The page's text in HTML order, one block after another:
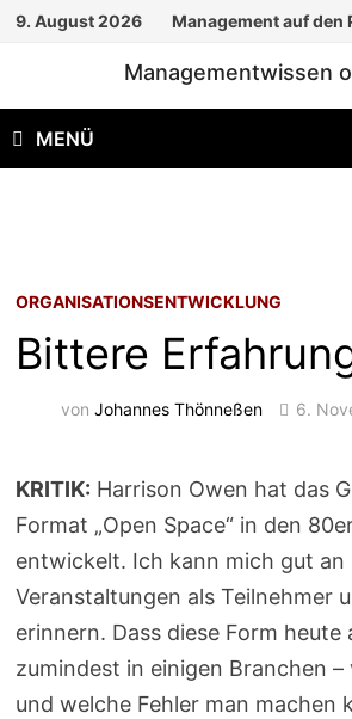
Zum
9. August 2026 Management auf den
Managementwissen
MENÜ
ORGANISATIONSENTWICKLUNG
Bittere
vonJohannes Thönneßen 6.
KRITIK: Harrison Owen hat das
Format „Open Space“ in den
entwickelt. Ich kann mich gut an
Veranstaltungen als Teilnehmer
erinnern. Dass diese Form heute
zumindest in einigen Branchen
und welche Fehler man machen